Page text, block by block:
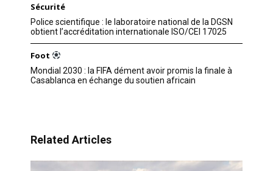
Sécurité
Police scientifique : le laboratoire national de la DGSN
obtient l’accréditation internationale ISO/CEI 17025
Foot
Mondial 2030 : la FIFA dément avoir promis la finale à
Casablanca en échange du soutien africain
Related Articles